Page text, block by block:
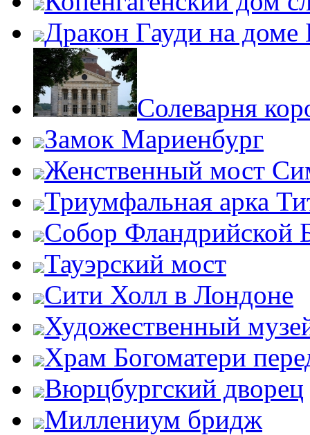
Дракон Гауди на доме
Солеварня
Замок Мариенбург
Женственный мост
Триумфальная арка
Собор Фландрийской
Тауэрский мост
Сити Холл в Лондоне
Художественный
Храм Богоматери
Вюрцбургский дворец
Миллениум бридж